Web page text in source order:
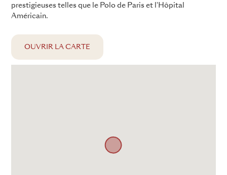
prestigieuses telles que le Polo de Paris et l'Hôpital
Américain.
OUVRIR LA CARTE